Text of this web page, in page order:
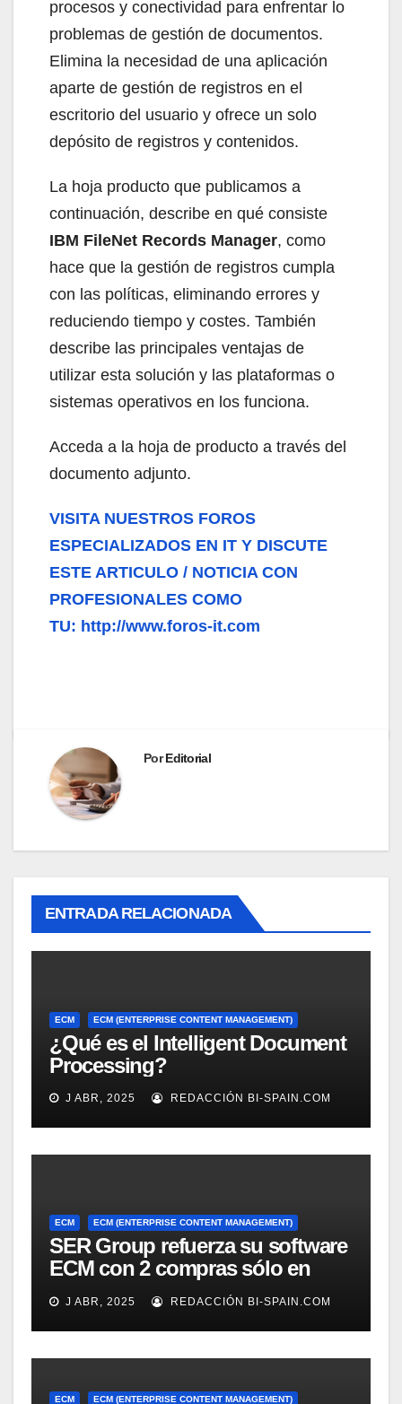
procesos y conectividad para enfrentar lo
problemas de gestión de documentos.
Elimina la necesidad de una aplicación
aparte de gestión de registros en el
escritorio del usuario y ofrece un solo
depósito de registros y contenidos.
La hoja producto que publicamos a
continuación, describe en qué consiste
IBM FileNet Records Manager, como
hace que la gestión de registros cumpla
con las políticas, eliminando errores y
reduciendo tiempo y costes. También
describe las principales ventajas de
utilizar esta solución y las plataformas o
sistemas operativos en los funciona.
Acceda a la hoja de producto a través del
documento adjunto.
VISITA NUESTROS FOROS
ESPECIALIZADOS EN IT Y DISCUTE
ESTE ARTICULO / NOTICIA CON
PROFESIONALES COMO
TU: http://www.foros-it.com
PorEditorial
ENTRADA RELACIONADA
ECM ECM (ENTERPRISE CONTENT MANAGEMENT)
¿Qué es el Intelligent Document
Processing?
J ABR, 2025 REDACCIÓN BI-SPAIN.COM
ECM ECM (ENTERPRISE CONTENT MANAGEMENT)
SER Group refuerza su software
ECM con 2 compras sólo en
marzo
J ABR, 2025 REDACCIÓN BI-SPAIN.COM
ECM ECM (ENTERPRISE CONTENT MANAGEMENT)